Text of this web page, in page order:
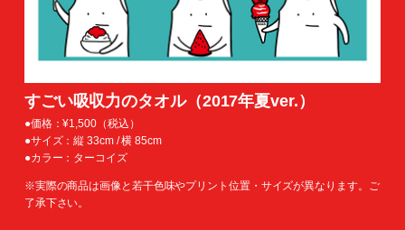
すごい吸収力のタオル（2017年夏ver.）
●価格：¥1,500（税込）
●サイズ：縦 33cm / 横 85cm
●カラー：ターコイズ
※実際の商品は画像と若干色味やプリント位置・サイズが異なります。ご
了承下さい。